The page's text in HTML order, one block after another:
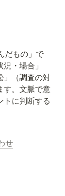
だもの」で
・場合」
」（調査の対
す。文脈で意
トに判断する
せ